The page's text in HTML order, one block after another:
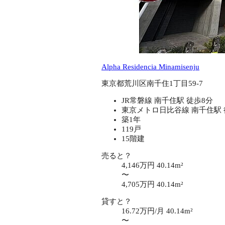
Alpha Residencia Minamisenju
東京都荒川区南千住1丁目59-7
JR常磐線 南千住駅 徒歩8分
東京メトロ日比谷線 南千住駅
築1年
119戸
15階建
売ると？
4,146万円 40.14m²
〜
4,705万円 40.14m²
貸すと？
16.72万円/月 40.14m²
〜